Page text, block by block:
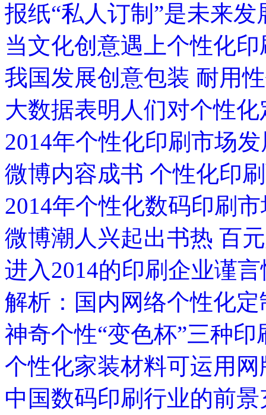
报纸“私人订制”是未来发
当文化创意遇上个性化
我国发展创意包装 耐用
大数据表明人们对个性
2014年个性化印刷市场
微博内容成书 个性化印
2014年个性化数码印刷
微博潮人兴起出书热 百
进入2014的印刷企业谨
解析：国内网络个性化定
神奇个性“变色杯”三种印
个性化家装材料可运用
中国数码印刷行业的前